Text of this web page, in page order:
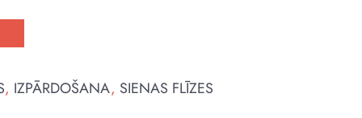
, IZPĀRDOŠANA, SIENAS FLĪZES